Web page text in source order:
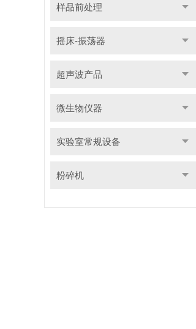
样品前处理
摇床-振荡器
超声波产品
微生物仪器
实验室常规设备
粉碎机